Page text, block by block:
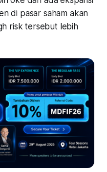
di pasar saham akan
risk tersebut lebih